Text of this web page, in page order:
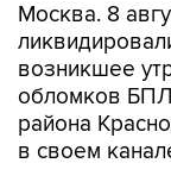
Москва. 8
возникшее
обломков
района
в своем